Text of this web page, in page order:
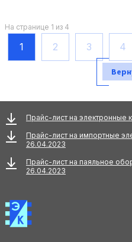
На странице 1 из 4
1 2 3 4
Прайс-лист на электронные
Прайс-лист на импортные
26.04.2023
Прайс-лист на паяльное
26.04.2023